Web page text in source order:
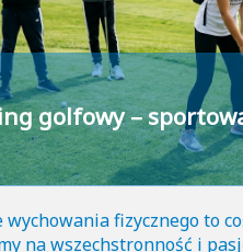
golfowy –
wychowania fizycznego to
na wszechstronność i